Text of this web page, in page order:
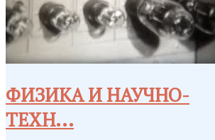
ФИЗИКА И НАУЧНО-
ТЕХН...